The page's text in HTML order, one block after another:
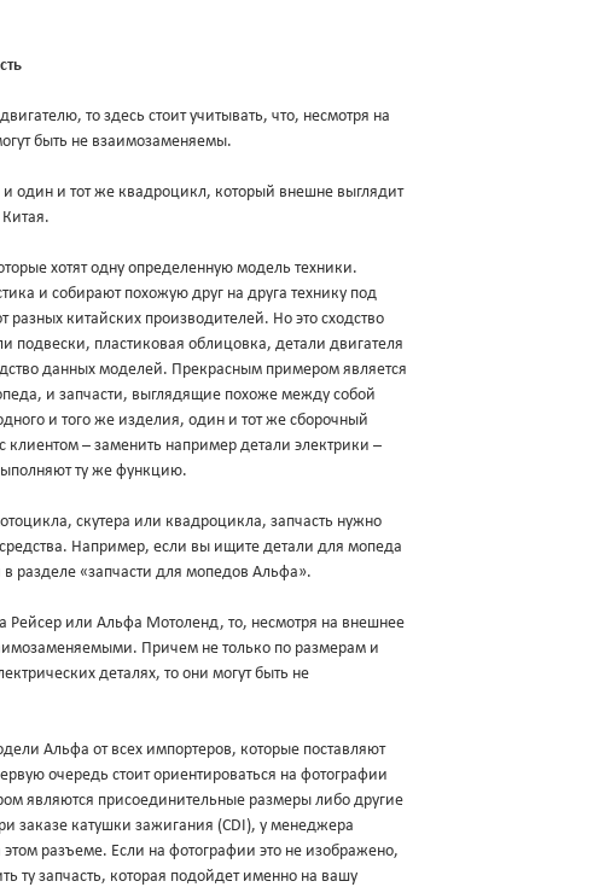
то здесь стоит учитывать, что, несмотря на
быть не взаимозаменяемы.
один и тот же квадроцикл, который внешне выглядит
хотят одну определенную модель техники.
и собирают похожую друг на друга технику под
китайских производителей. Но это сходство
подвески, пластиковая облицовка, детали двигателя
данных моделей. Прекрасным примером является
и запчасти, выглядящие похоже между собой
и того же изделия, один и тот же сборочный
– заменить например детали электрики –
ту же функцию.
скутера или квадроцикла, запчасть нужно
средства. Например, если вы ищите детали для мопеда
разделе «запчасти для мопедов Альфа».
Рейсер или Альфа Мотоленд, то, несмотря на внешнее
Причем не только по размерам и
деталях, то они могут быть не
Альфа от всех импортеров, которые поставляют
очередь стоит ориентироваться на фотографии
являются присоединительные размеры либо другие
заказе катушки зажигания (CDI), у менеджера
этом разъеме. Если на фотографии это не изображено,
ту запчасть, которая подойдет именно на вашу